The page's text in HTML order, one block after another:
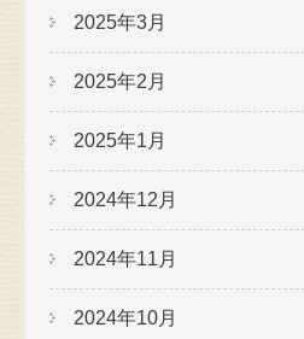
2025年3月
2025年2月
2025年1月
2024年12月
2024年11月
2024年10月